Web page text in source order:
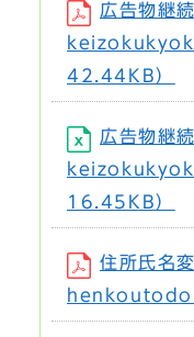
広告物継
42.44KB）
広告物継
16.45KB）
住所氏名